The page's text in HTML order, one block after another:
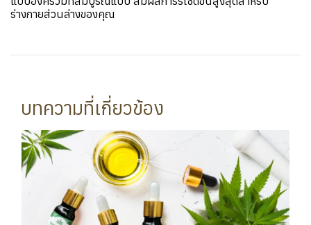
ร่างกายส่วนล่างของคุณ
บทความที่เกี่ยวข้อง